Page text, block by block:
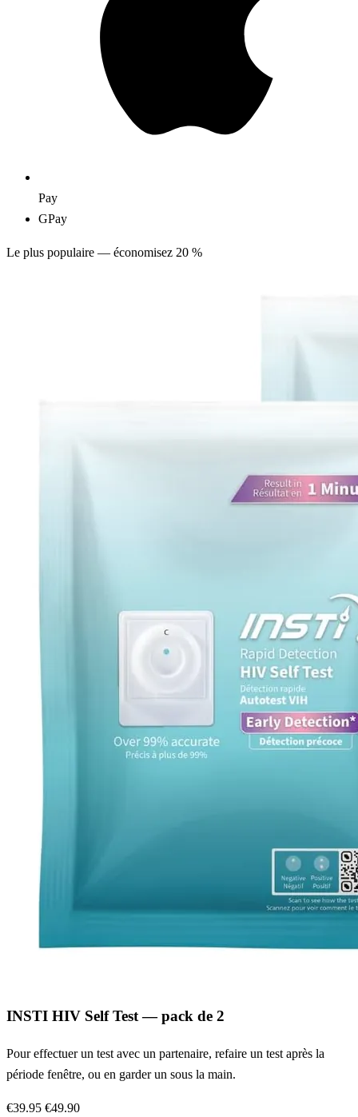
Pay
GPay
Le plus populaire — économisez 20 %
INSTI HIV Self Test — pack de 2
Pour effectuer un test avec un partenaire, refaire un test après la
période fenêtre, ou en garder un sous la main.
€39.95 €49.90